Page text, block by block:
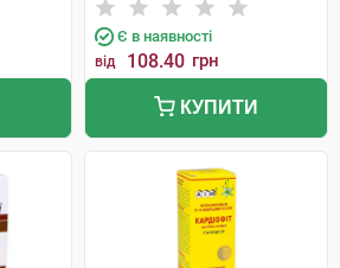
Є в наявності
від 108.40 грн
КУПИТИ